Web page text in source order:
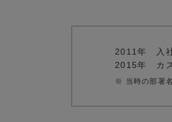
2011年
入
2015年
カ
※ 当時の部署